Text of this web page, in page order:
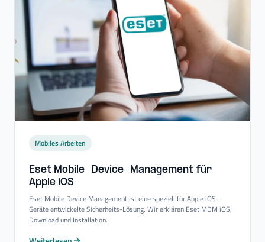
Mobiles Arbeiten
Eset Mobile-​Device-​Management für
Apple iOS
Eset Mobile Device Management ist eine speziell für Apple iOS-
Geräte entwickelte Sicherheits-Lösung. Wir erklären Eset MDM iOS,
Download und Installation.